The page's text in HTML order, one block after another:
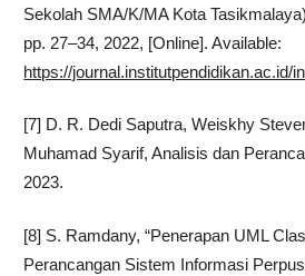
Sekolah SMA/K/MA Kota
pp. 27–34, 2022, [Online]. Available:
https://journal.institutpendidikan.ac.id/
[7] D. R. Dedi Saputra, Weiskhy
Muhamad Syarif, Analisis dan
2023.
[8] S. Ramdany, “Penerapan UML
Perancangan Sistem Informasi